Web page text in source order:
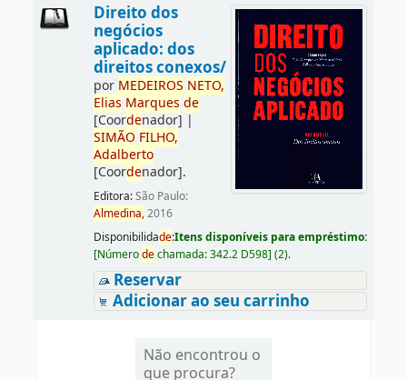
Direito dos
negócios
aplicado: dos
direitos conexos/
por MEDEIROS NETO,
Elias Marques de
[Coordenador] |
SIMÃO FILHO,
Adalberto
[Coordenador].
Editora:São Paulo:
Almedina,2016
Disponibilidade:Itens disponíveis para empréstimo:
[Númerodechamada:342.2 D598] (2).
Reservar
Adicionar ao seu carrinho
Não encontrou o
que procura?